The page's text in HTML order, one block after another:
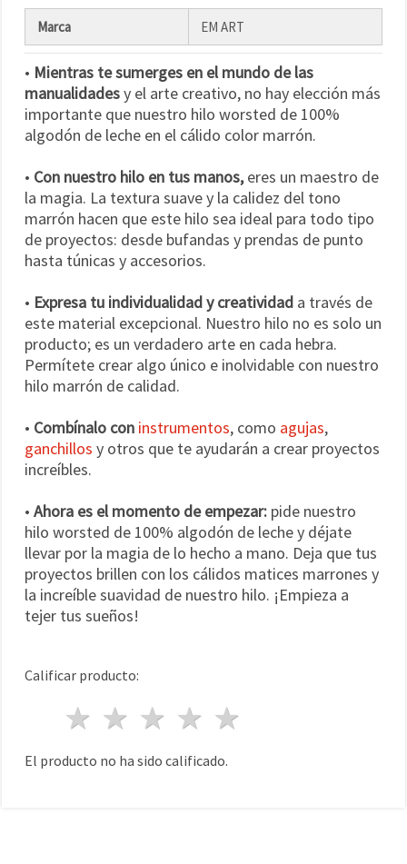
Marca EM ART
• Mientras te sumerges en el mundo de las
manualidadesy el arte creativo, no hay elección más
importante que nuestro hilo worsted de 100%
algodón de leche en el cálido color marrón.
• Con nuestro hilo en tus manos,eres un maestro de
la magia. La textura suave y la calidez del tono
marrón hacen que este hilo sea ideal para todo tipo
de proyectos: desde bufandas y prendas de punto
hasta túnicas y accesorios.
• Expresa tu individualidad y creatividad a través de
este material excepcional. Nuestro hilo no es solo un
producto; es un verdadero arte en cada hebra.
Permítete crear algo único e inolvidable con nuestro
hilo marrón de calidad.
• Combínalo con instrumentos, como agujas,
ganchillos y otros que te ayudarán a crear proyectos
increíbles.
• Ahora es el momento de empezar: pide nuestro
hilo worsted de 100% algodón de leche y déjate
llevar por la magia de lo hecho a mano. Deja que tus
proyectos brillen con los cálidos matices marrones y
la increíble suavidad de nuestro hilo. ¡Empieza a
tejer tus sueños!
Calificar producto:
4 estrellas
3 estrellas
2 estrellas
1 estrella
El producto no ha sido calificado.